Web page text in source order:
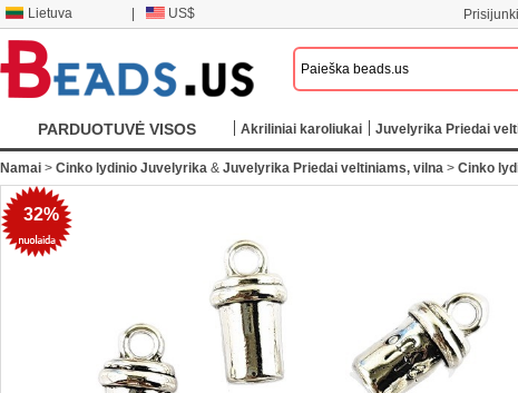
Lietuva US$
PARDUOTUVĖ VISOS
KATEGORIJOS
Akriliniai karoliukai Juvelyrika Priedai
Namai > Cinko lydinio Juvelyrika & Juvelyrika Priedai veltiniams, vilna > Cinko
32%